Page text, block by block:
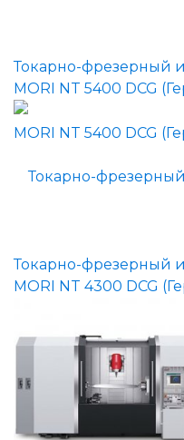
Токарно-фрезерный
MORI NT 5400 DCG
Токарно-фрезерный
MORI NT 4300 DCG